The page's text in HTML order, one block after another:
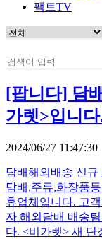
팩트TV
[팝니다] 담
가렛>입니다
2024/06/27 11:47:30
담배해외배송 신규
담배,주류,화장품
휴업체입니다. 고
자 해외담배 배송
다. <비가렛> 새 단